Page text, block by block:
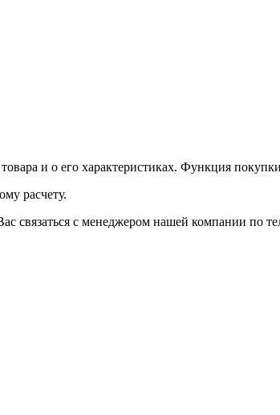
и о его характеристиках. Функция
расчету.
связаться с менеджером нашей компании по